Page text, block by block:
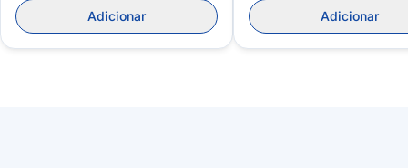
Adicionar Adicionar